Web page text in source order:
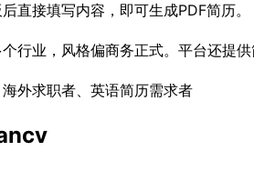
直接填写内容，即可生成PDF简历。
行业，风格偏商务正式。平台还提
外求职者、英语简历需求者